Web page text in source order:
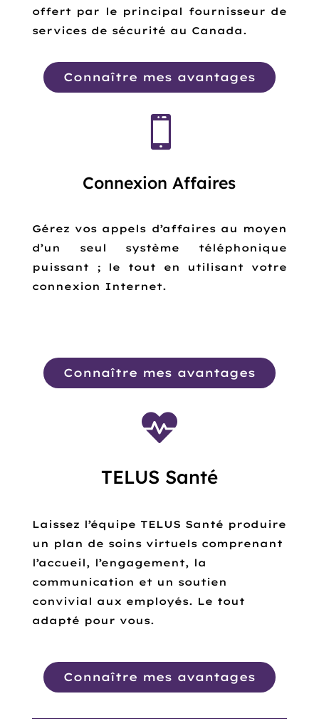
offert par le principal fournisseur de
services de sécurité au Canada.
Connaître mes avantages

Connexion Affaires
Gérez vos appels d’affaires au moyen
d’un seul système téléphonique
puissant ; le tout en utilisant votre
connexion Internet.
Connaître mes avantages

TELUS Santé
Laissez l’équipe TELUS Santé produire
un plan de soins virtuels comprenant
l’accueil, l’engagement, la
communication et un soutien
convivial aux employés. Le tout
adapté pour vous.
Connaître mes avantages